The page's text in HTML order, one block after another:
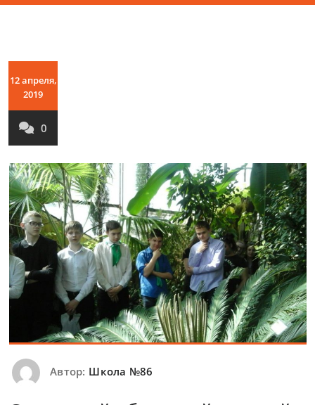
12 апреля,
2019
0
Автор: Школа №86